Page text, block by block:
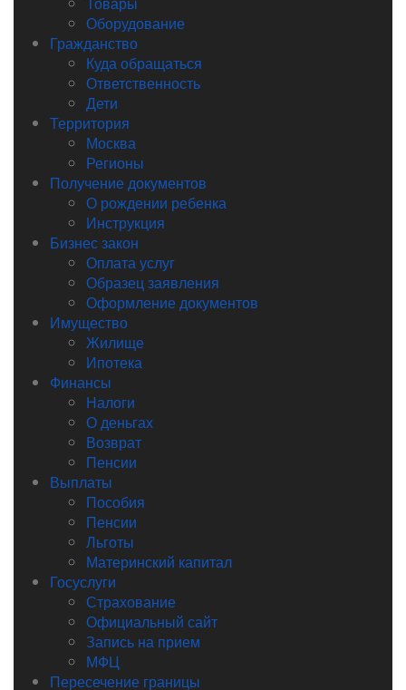
Оборудование
Гражданство
Куда обращаться
Ответственность
Дети
Территория
Москва
Регионы
Получение документов
О рождении ребенка
Инструкция
Бизнес закон
Оплата услуг
Образец заявления
Оформление документов
Имущество
Жилище
Ипотека
Финансы
Налоги
О деньгах
Возврат
Пенсии
Выплаты
Пособия
Пенсии
Льготы
Материнский капитал
Госуслуги
Страхование
Официальный сайт
Запись на прием
МФЦ
Пересечение границы